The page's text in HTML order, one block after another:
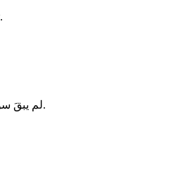
تحتفظ بنحو 60% من المعلومات. الفقدان يبدأ فورًا.
لم يبقَ سوى 40-50% بدون مراجعة. اختفى نصف محاضرتك.